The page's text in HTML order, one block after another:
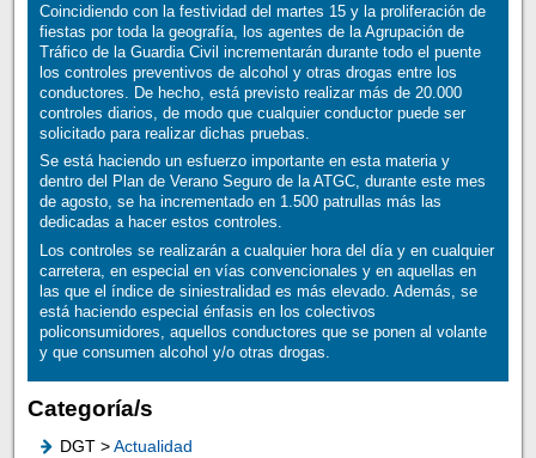
Coincidiendo con la festividad del martes 15 y la proliferación de
fiestas por toda la geografía, los agentes de la Agrupación de
Tráfico de la Guardia Civil incrementarán durante todo el puente
los controles preventivos de alcohol y otras drogas entre los
conductores. De hecho, está previsto realizar más de 20.000
controles diarios, de modo que cualquier conductor puede ser
solicitado para realizar dichas pruebas.
Se está haciendo un esfuerzo importante en esta materia y
dentro del Plan de Verano Seguro de la ATGC, durante este mes
de agosto, se ha incrementado en 1.500 patrullas más las
dedicadas a hacer estos controles.
Los controles se realizarán a cualquier hora del día y en cualquier
carretera, en especial en vías convencionales y en aquellas en
las que el índice de siniestralidad es más elevado. Además, se
está haciendo especial énfasis en los colectivos
policonsumidores, aquellos conductores que se ponen al volante
y que consumen alcohol y/o otras drogas.
Categoría/s
DGT >Actualidad